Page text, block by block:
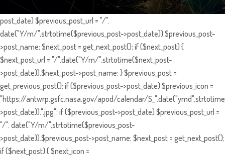
post_date) $previous_post_url = "/".
date("Y/m/",strtotime($previous_post->post_date)).$previous_post-
>post_name; $next_post = get_next_post(); if ($next_post) {
$next_post_url = "/".date("Y/m/",strtotime($next_post-
>post_date)).$next_post->post_name; } $previous_post =
get_previous_post(); if ($previous_post->post_date) $previous_icon =
"https://antwrp.gsfc.nasa.gov/apod/calendar/
>post_date)).".jpg"; if ($previous_post->post_date) $previous_post_url =
"/". date("Y/m/",strtotime($previous_post-
>post_date)).$previous_post->post_name; $next_post = get_next_post();
if ($next_post) { $next_icon =